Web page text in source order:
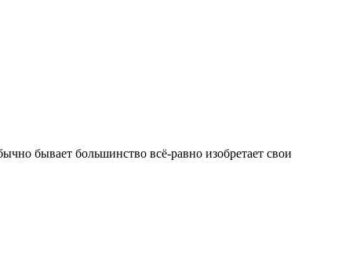
бывает большинство всё-равно изобретает свои